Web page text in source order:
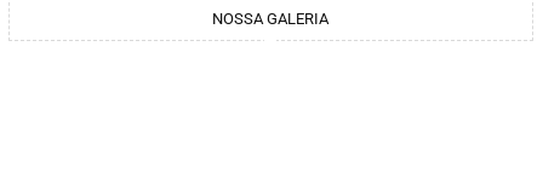
NOSSA GALERIA